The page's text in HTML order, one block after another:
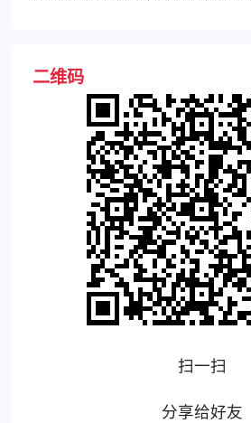
二维码
扫一扫
分享给好友